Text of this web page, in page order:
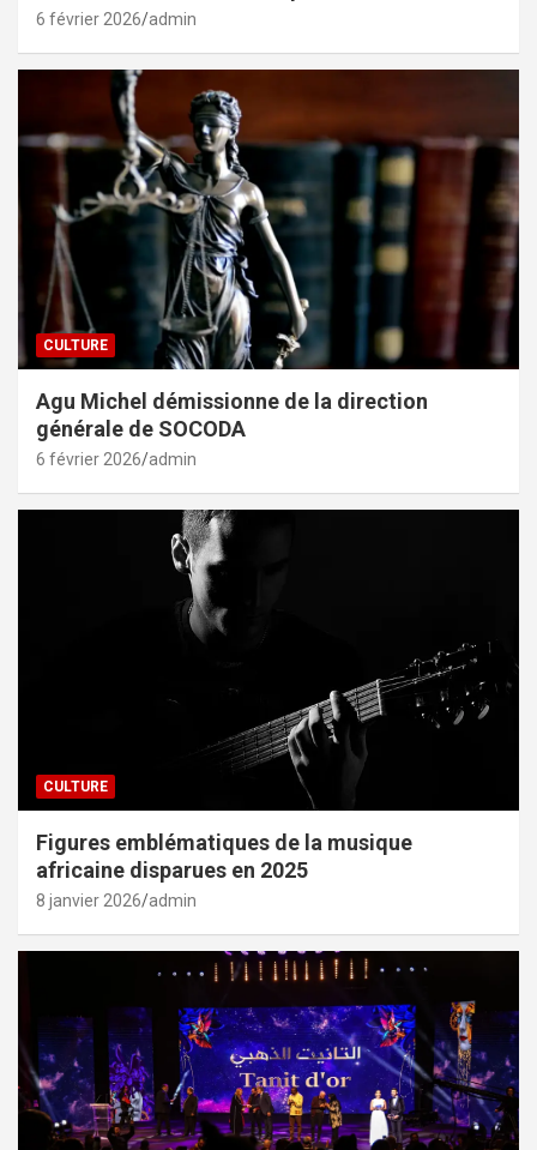
6 février 2026 admin
CULTURE
Agu Michel démissionne de la direction
générale de SOCODA
6 février 2026 admin
CULTURE
Figures emblématiques de la musique
africaine disparues en 2025
8 janvier 2026 admin